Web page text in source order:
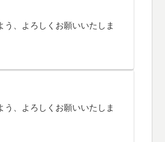
、よろしくお願いいたしま
、よろしくお願いいたしま